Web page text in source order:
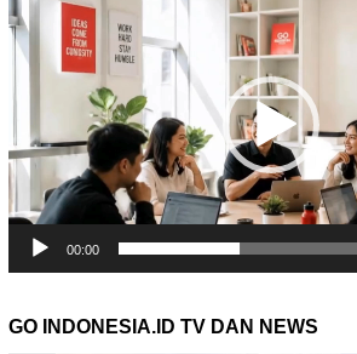
Video
00:00
GO INDONESIA.ID TV DAN NEWS